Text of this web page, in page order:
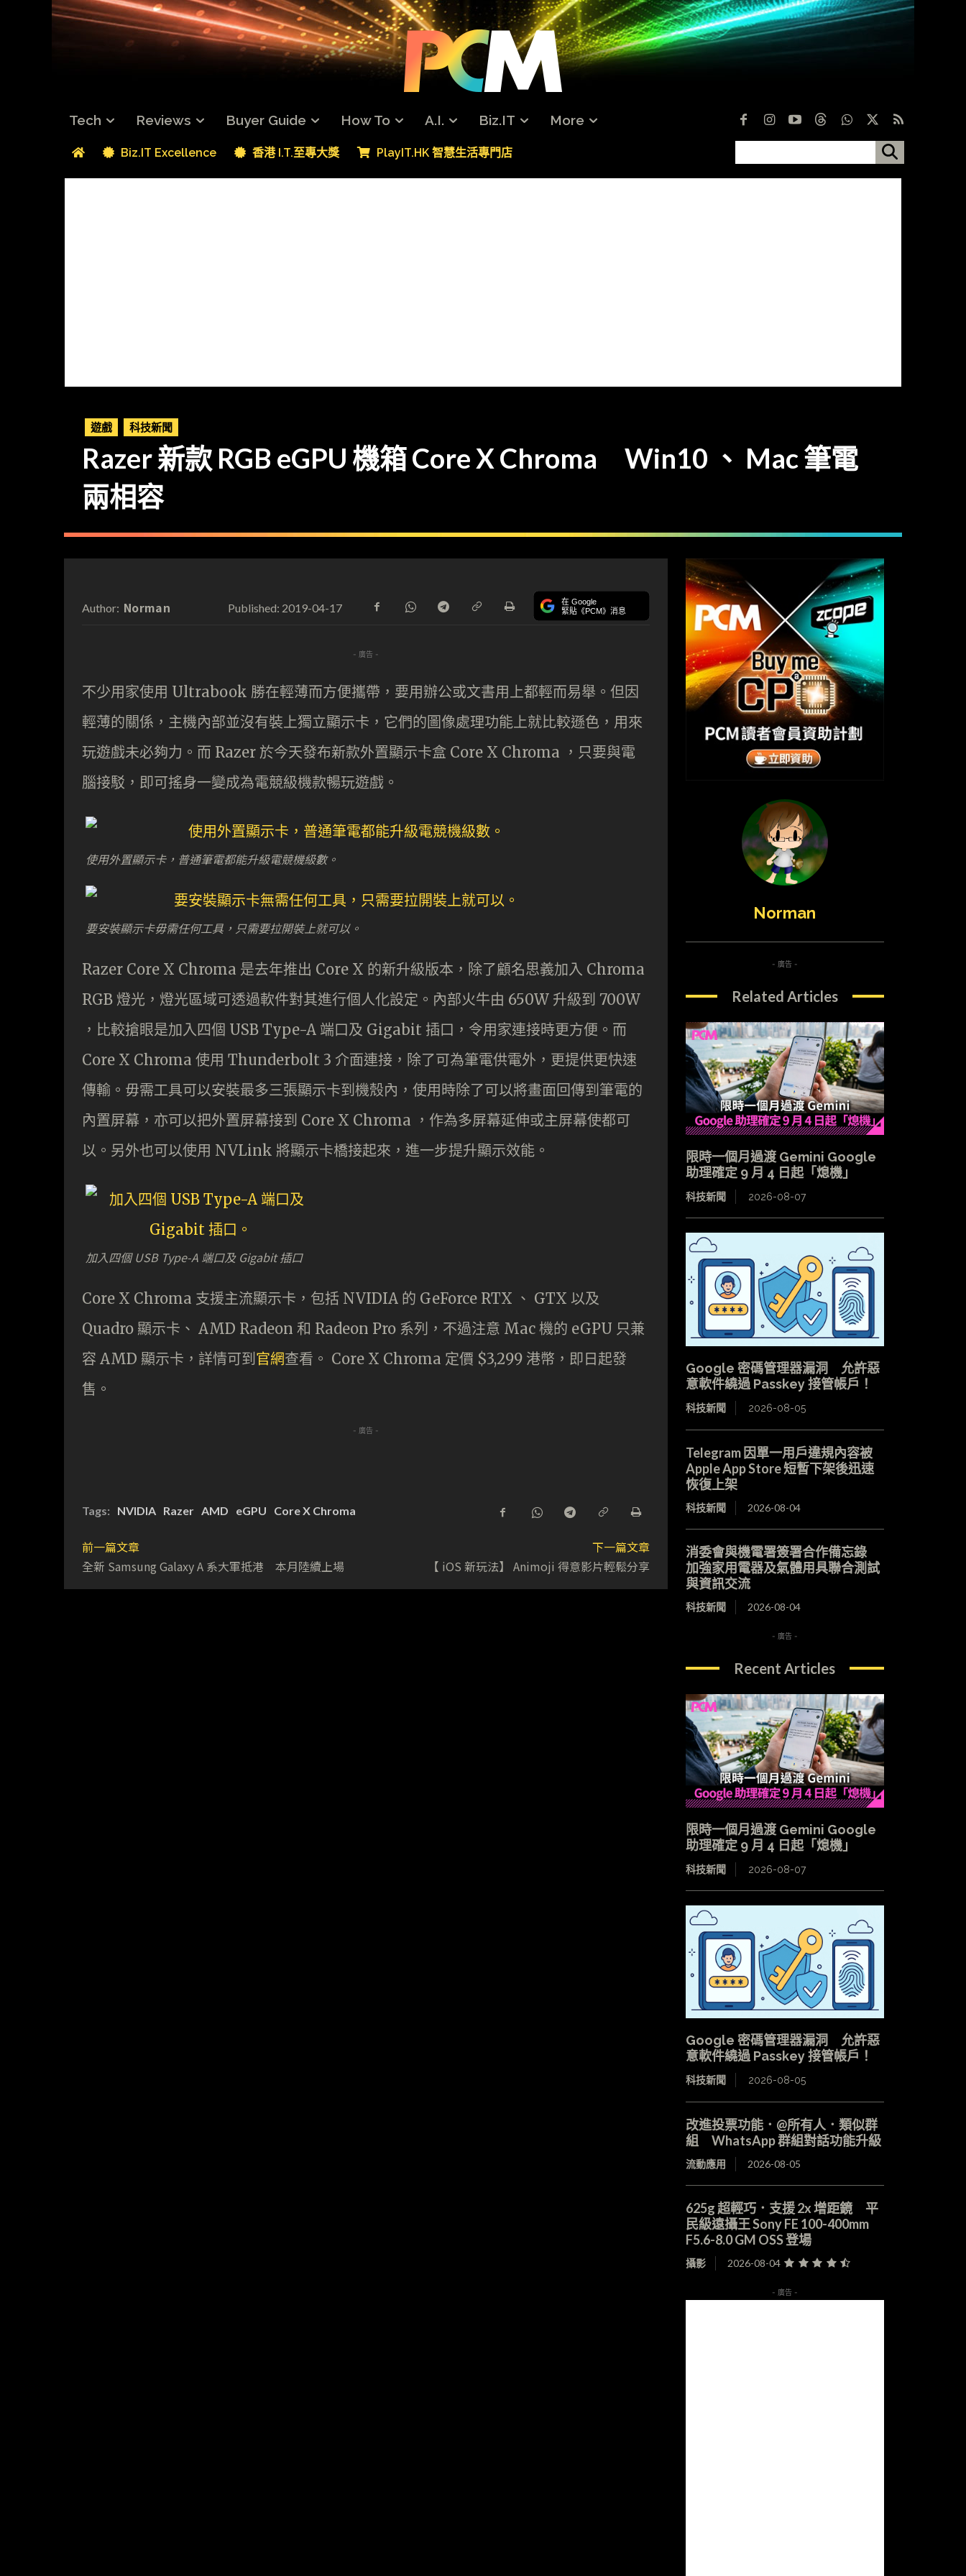
Tech Reviews Buyer Guide How To A.I. Biz.IT More
Biz.IT Excellence 香港 I.T.至專大獎 PlayIT.HK 智慧生活專門店
遊戲 科技新聞
Razer 新款 RGB eGPU 機箱 Core X Chroma Win10 、 Mac 筆電
兩相容
Author: Norman Published: 2019-04-17 在 Google
緊貼《PCM》消息
- 廣告 -
不少用家使用 Ultrabook 勝在輕薄而方便攜帶，要用辦公或文書用上都輕而易舉。但因
輕薄的關係，主機內部並沒有裝上獨立顯示卡，它們的圖像處理功能上就比較遜色，用來
玩遊戲未必夠力。而 Razer 於今天發布新款外置顯示卡盒 Core X Chroma ，只要與電
腦接駁，即可搖身一變成為電競級機款暢玩遊戲。
使用外置顯示卡，普通筆電都能升級電競機級數。
要安裝顯示卡毋需任何工具，只需要拉開裝上就可以。
Razer Core X Chroma 是去年推出 Core X 的新升級版本，除了顧名思義加入 Chroma
RGB 燈光，燈光區域可透過軟件對其進行個人化設定。內部火牛由 650W 升級到 700W
，比較搶眼是加入四個 USB Type-A 端口及 Gigabit 插口，令用家連接時更方便。而
Core X Chroma 使用 Thunderbolt 3 介面連接，除了可為筆電供電外，更提供更快速
傳輸。毋需工具可以安裝最多三張顯示卡到機殼內，使用時除了可以將畫面回傳到筆電的
內置屏幕，亦可以把外置屏幕接到 Core X Chroma ，作為多屏幕延伸或主屏幕使都可
以。另外也可以使用 NVLink 將顯示卡橋接起來，進一步提升顯示效能。
加入四個 USB Type-A 端口及 Gigabit 插口
Core X Chroma 支援主流顯示卡，包括 NVIDIA 的 GeForce RTX 、 GTX 以及
Quadro 顯示卡、 AMD Radeon 和 Radeon Pro 系列，不過注意 Mac 機的 eGPU 只兼
容 AMD 顯示卡，詳情可到官網查看。 Core X Chroma 定價 $3,299 港幣，即日起發
售。
- 廣告 -
Tags: NVIDIA Razer AMD eGPU Core X Chroma
前一篇文章
全新 Samsung Galaxy A 系大軍抵港 本月陸續上場
下一篇文章
【 iOS 新玩法】 Animoji 得意影片輕鬆分享
Norman
- 廣告 -
Related Articles
限時一個月過渡 Gemini Google
助理確定 9 月 4 日起「熄機」
科技新聞 2026-08-07
Google 密碼管理器漏洞 允許惡
意軟件繞過 Passkey 接管帳戶！
科技新聞 2026-08-05
Telegram 因單一用戶違規內容被
Apple App Store 短暫下架後迅速
恢復上架
科技新聞 2026-08-04
消委會與機電署簽署合作備忘錄
加強家用電器及氣體用具聯合測試
與資訊交流
科技新聞 2026-08-04
- 廣告 -
Recent Articles
限時一個月過渡 Gemini Google
助理確定 9 月 4 日起「熄機」
科技新聞 2026-08-07
Google 密碼管理器漏洞 允許惡
意軟件繞過 Passkey 接管帳戶！
科技新聞 2026-08-05
改進投票功能．@所有人．類似群
組 WhatsApp 群組對話功能升級
流動應用 2026-08-05
625g 超輕巧．支援 2x 增距鏡 平
民級遠攝王 Sony FE 100-400mm
F5.6-8.0 GM OSS 登場
攝影 2026-08-04
- 廣告 -